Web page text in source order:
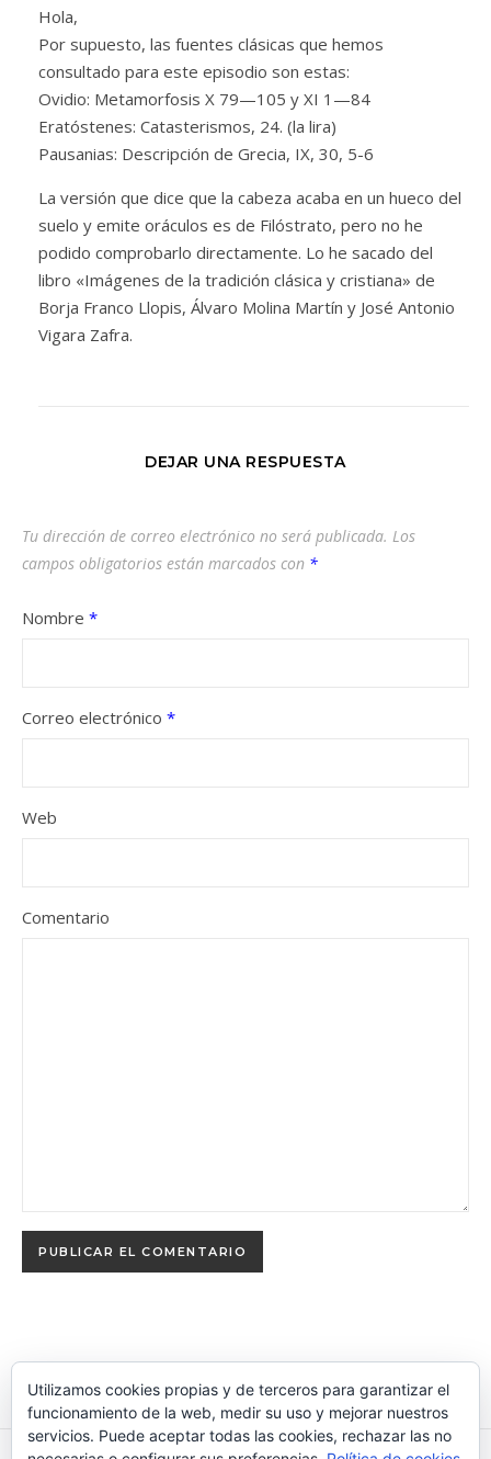
Hola,
Por supuesto, las fuentes clásicas que hemos
consultado para este episodio son estas:
Ovidio: Metamorfosis X 79—105 y XI 1—84
Eratóstenes: Catasterismos, 24. (la lira)
Pausanias: Descripción de Grecia, IX, 30, 5-6
La versión que dice que la cabeza acaba en un hueco del
suelo y emite oráculos es de Filóstrato, pero no he
podido comprobarlo directamente. Lo he sacado del
libro «Imágenes de la tradición clásica y cristiana» de
Borja Franco Llopis, Álvaro Molina Martín y José Antonio
Vigara Zafra.
DEJAR UNA RESPUESTA
Tu dirección de correo electrónico no será publicada. Los
campos obligatorios están marcados con *
Nombre *
Correo electrónico *
Web
Comentario
Utilizamos cookies propias y de terceros para garantizar el
funcionamiento de la web, medir su uso y mejorar nuestros
servicios. Puede aceptar todas las cookies, rechazar las no